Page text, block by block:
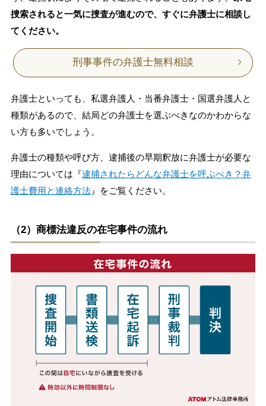
捜索されると一気に捜査が進むので、すぐに弁護士に相談し
てください。
刑事事件の弁護士無料相談
弁護士といっても、私選弁護人・当番弁護士・国選弁護人と
種類があるので、結局どの弁護士を選ぶべきなのかわからな
い方も多いでしょう。
弁護士の種類や呼び方、逮捕後の早期釈放に弁護士が必要な
理由については『逮捕されたらどんな弁護士を呼ぶべき？弁
護士費用と連絡方法』をご覧ください。
（2）商標法違反の在宅事件の流れ